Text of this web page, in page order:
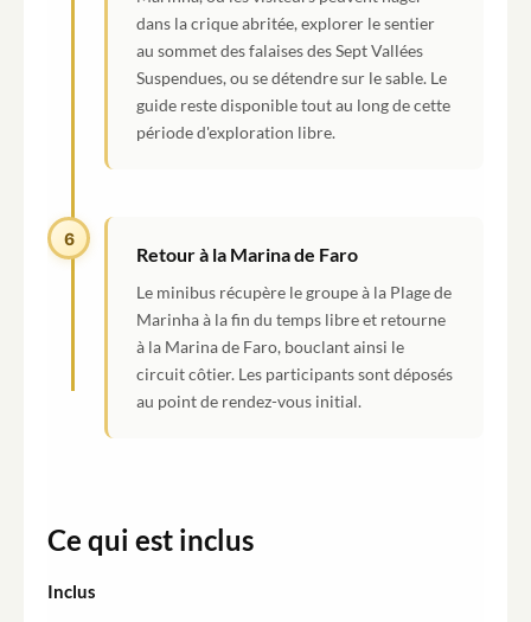
dans la crique abritée, explorer le sentier
au sommet des falaises des Sept Vallées
Suspendues, ou se détendre sur le sable. Le
guide reste disponible tout au long de cette
période d'exploration libre.
6
Retour à la Marina de Faro
Le minibus récupère le groupe à la Plage de
Marinha à la fin du temps libre et retourne
à la Marina de Faro, bouclant ainsi le
circuit côtier. Les participants sont déposés
au point de rendez-vous initial.
Ce qui est inclus
Inclus